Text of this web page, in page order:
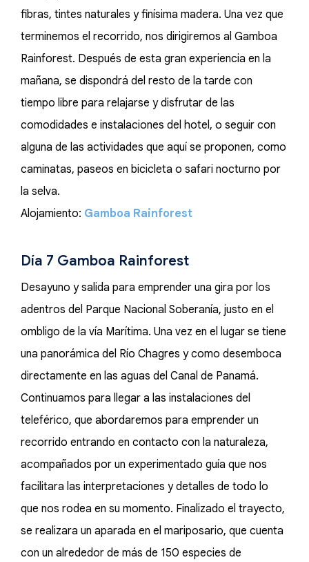
fibras, tintes naturales y finísima madera. Una vez que
terminemos el recorrido, nos dirigiremos al Gamboa
Rainforest. Después de esta gran experiencia en la
mañana, se dispondrá del resto de la tarde con
tiempo libre para relajarse y disfrutar de las
comodidades e instalaciones del hotel, o seguir con
alguna de las actividades que aquí se proponen, como
caminatas, paseos en bicicleta o safari nocturno por
la selva.
Alojamiento: Gamboa Rainforest
Día 7 Gamboa Rainforest
Desayuno y salida para emprender una gira por los
adentros del Parque Nacional Soberanía, justo en el
ombligo de la vía Marítima. Una vez en el lugar se tiene
una panorámica del Río Chagres y como desemboca
directamente en las aguas del Canal de Panamá.
Continuamos para llegar a las instalaciones del
teleférico, que abordaremos para emprender un
recorrido entrando en contacto con la naturaleza,
acompañados por un experimentado guía que nos
facilitara las interpretaciones y detalles de todo lo
que nos rodea en su momento. Finalizado el trayecto,
se realizara un aparada en el mariposario, que cuenta
con un alrededor de más de 150 especies de